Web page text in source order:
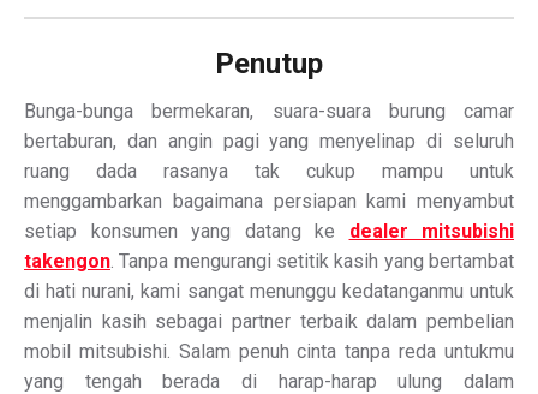
Penutup
Bunga-bunga bermekaran, suara-suara burung camar
bertaburan, dan angin pagi yang menyelinap di seluruh
ruang dada rasanya tak cukup mampu untuk
menggambarkan bagaimana persiapan kami menyambut
setiap konsumen yang datang ke dealer mitsubishi
takengon. Tanpa mengurangi setitik kasih yang bertambat
di hati nurani, kami sangat menunggu kedatanganmu untuk
menjalin kasih sebagai partner terbaik dalam pembelian
mobil mitsubishi. Salam penuh cinta tanpa reda untukmu
yang tengah berada di harap-harap ulung dalam